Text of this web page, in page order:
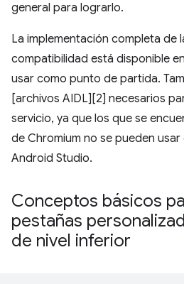
general para lograrlo.
La implementación completa de
compatibilidad está disponible
usar como punto de partida.
[archivos AIDL][2] necesarios
servicio, ya que los que se
de Chromium no se pueden
Android Studio.
Conceptos básicos
pestañas
de nivel inferior